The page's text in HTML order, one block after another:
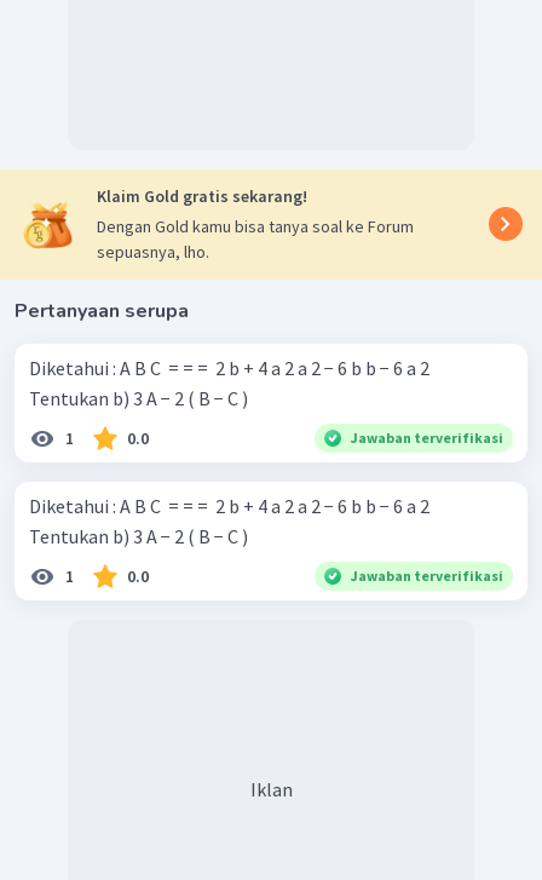
Klaim Gold gratis sekarang!
Dengan Gold kamu bisa tanya soal ke Forum
sepuasnya, lho.
Pertanyaan serupa
Diketahui : A B C ​ = = = ​ 2 b + 4 a 2 a 2 − 6 b b − 6 a 2 ​
Tentukan b) 3 A − 2 ( B − C )
1 0.0 Jawaban terverifikasi
Diketahui : A B C ​ = = = ​ 2 b + 4 a 2 a 2 − 6 b b − 6 a 2 ​
Tentukan b) 3 A − 2 ( B − C )
1 0.0 Jawaban terverifikasi
Iklan